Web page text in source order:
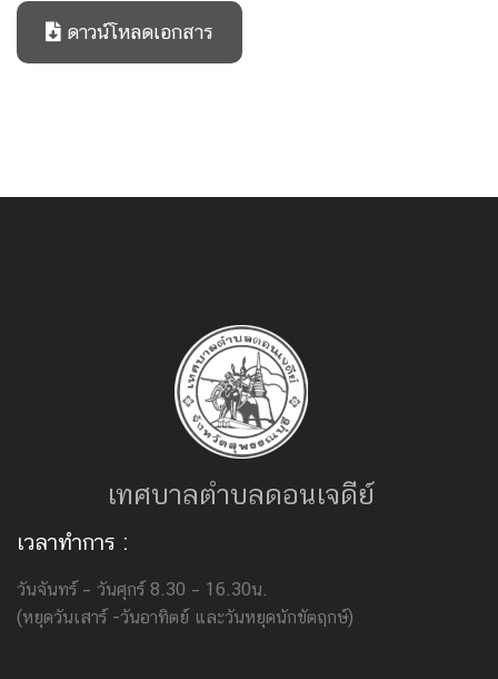
ดาวน์โหลดเอกสาร
เทศบาลตำบลดอนเจดีย์
เวลาทำการ :
วันจันทร์ – วันศุกร์ 8.30 – 16.30น.
(หยุดวันเสาร์ -วันอาทิตย์ และวันหยุดนักขัตฤกษ์)